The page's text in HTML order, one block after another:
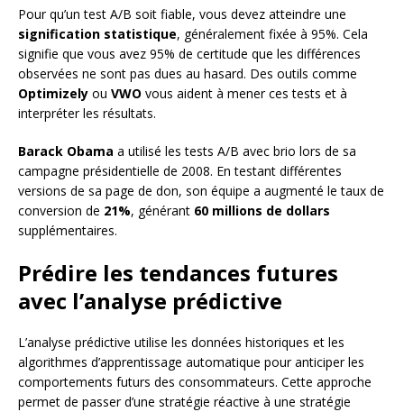
Pour qu’un test A/B soit fiable, vous devez atteindre une
signification statistique, généralement fixée à 95%. Cela
signifie que vous avez 95% de certitude que les différences
observées ne sont pas dues au hasard. Des outils comme
Optimizely ou VWO vous aident à mener ces tests et à
interpréter les résultats.
Barack Obama a utilisé les tests A/B avec brio lors de sa
campagne présidentielle de 2008. En testant différentes
versions de sa page de don, son équipe a augmenté le taux de
conversion de 21%, générant 60 millions de dollars
supplémentaires.
Prédire les tendances futures
avec l’analyse prédictive
L’analyse prédictive utilise les données historiques et les
algorithmes d’apprentissage automatique pour anticiper les
comportements futurs des consommateurs. Cette approche
permet de passer d’une stratégie réactive à une stratégie